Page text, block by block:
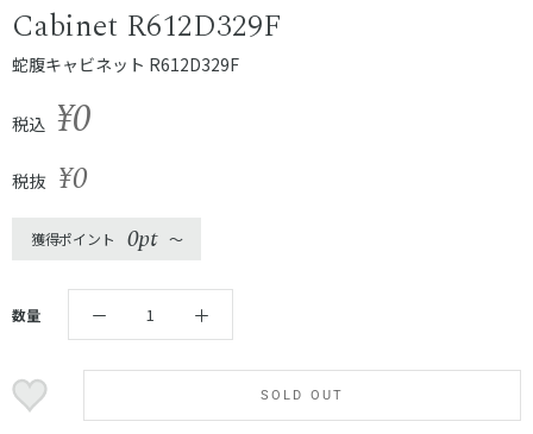
Cabinet R612D329F
蛇腹キャビネット R612D329F
税込 ¥0
税抜 ¥0
獲得ポイント 0pt 〜
数量
SOLD OUT